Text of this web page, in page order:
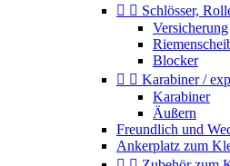
  Schlösser,
Versicherung
Blocker
  Karabiner /
Karabiner
Äußern
Freundlich und
Ankerplatz zum